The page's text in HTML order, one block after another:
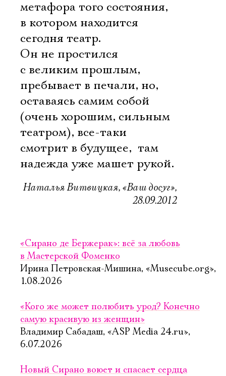
метафора того состояния,
в котором находится
сегодня театр.
Он не простился
с великим прошлым,
пребывает в печали, но,
оставаясь самим собой
(очень хорошим, сильным
театром), все-таки
смотрит в будущее,  там
надежда уже машет рукой.
Наталья Витвицкая, «Ваш досуг»,
28.09.2012
«Сирано де Бержерак»: всё за любовь
в Мастерской Фоменко
Ирина Петровская-Мишина, «Musecube.org»,
1.08.2026
«Кого же может полюбить урод? Конечно
самую красивую из женщин»
Владимир Сабадаш, «ASP Media 24.ru»,
6.07.2026
Новый Сирано воюет и спасает сердца